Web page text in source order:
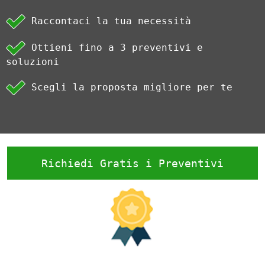
Raccontaci la tua necessità
Ottieni fino a 3 preventivi e
soluzioni
Scegli la proposta migliore per te
Richiedi Gratis i Preventivi